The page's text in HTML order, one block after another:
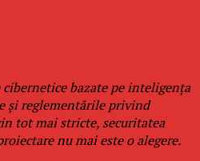
bazate pe inteligența
și reglementările privind
tot mai stricte, securitatea
nu mai este o alegere.